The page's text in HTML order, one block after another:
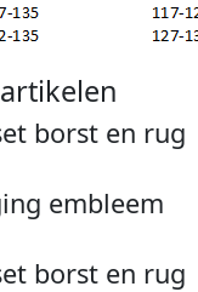
borst en rug
embleem
borst en rug